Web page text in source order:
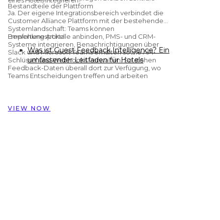
Bestandteile der Plattform
Ja. Der eigene Integrationsbereich verbindet die
Customer Alliance Plattform mit der bestehenden
Systemlandschaft: Teams können
Bewertungsportale anbinden, PMS- und CRM-
Systeme integrieren, Benachrichtigungen über
Slack und Microsoft Teams erhalten sowie API-
Schlüssel und Webhooks verwalten. So stehen
Feedback-Daten überall dort zur Verfügung, wo
Teams Entscheidungen treffen und arbeiten
Empfohlene Artikel
Was ist Guest Feedback Intelligence? Ein
umfassender Leitfaden für Hotels
Preston Palace: Wie Gästefeedback-
Daten die Renovierung von 324
Customer Alliance Gästefeedback über
VIEW NOW